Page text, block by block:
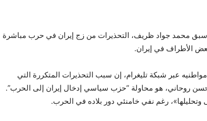
محمد جواد ظريف، التحذيرات من زج إيران في حرب مباشرة
الأطراف في إيران.
عبر شبكة تليغرام، إن سبب التحذيرات المتكررة التي
حسن روحاني، هو محاولة “حزب سياسي إدخال إيران إلى الحرب”.
رغم نفي خامنئي دور بلاده في الحرب.